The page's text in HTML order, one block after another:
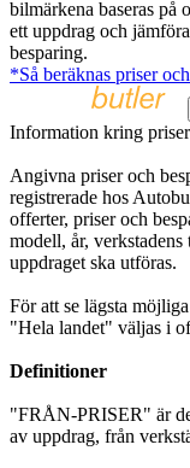
bilmärkena baseras på
ett uppdrag och
besparing.
*Så beräknas priser
Information kring
Angivna priser och
registrerade hos
offerter, priser och
modell, år,
uppdraget ska utföras.
För att se lägsta
"Hela landet" väljas i
Definitioner
"FRÅN-PRISER" är
av uppdrag, från